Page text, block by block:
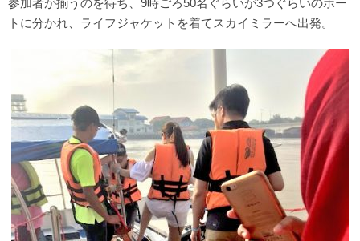
参加者が揃うのを待ち、9時ごろ50名ぐらいが3つぐらいのボー
トに分かれ、ライフジャケットを着てスカイミラーへ出発。